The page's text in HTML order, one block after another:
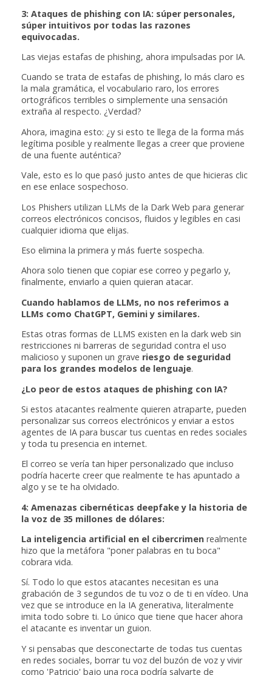
3: Ataques de phishing con IA: súper personales,
súper intuitivos por todas las razones
equivocadas.
Las viejas estafas de phishing, ahora impulsadas por IA.
Cuando se trata de estafas de phishing, lo más claro es
la mala gramática, el vocabulario raro, los errores
ortográficos terribles o simplemente una sensación
extraña al respecto. ¿Verdad?
Ahora, imagina esto: ¿y si esto te llega de la forma más
legítima posible y realmente llegas a creer que proviene
de una fuente auténtica?
Vale, esto es lo que pasó justo antes de que hicieras clic
en ese enlace sospechoso.
Los Phishers utilizan LLMs de la Dark Web para generar
correos electrónicos concisos, fluidos y legibles en casi
cualquier idioma que elijas.
Eso elimina la primera y más fuerte sospecha.
Ahora solo tienen que copiar ese correo y pegarlo y,
finalmente, enviarlo a quien quieran atacar.
Cuando hablamos de LLMs, no nos referimos a
LLMs como ChatGPT, Gemini y similares.
Estas otras formas de LLMS existen en la dark web sin
restricciones ni barreras de seguridad contra el uso
malicioso y suponen un grave riesgo de seguridad
para los grandes modelos de lenguaje.
¿Lo peor de estos ataques de phishing con IA?
Si estos atacantes realmente quieren atraparte, pueden
personalizar sus correos electrónicos y enviar a estos
agentes de IA para buscar tus cuentas en redes sociales
y toda tu presencia en internet.
El correo se vería tan hiper personalizado que incluso
podría hacerte creer que realmente te has apuntado a
algo y se te ha olvidado.
4: Amenazas cibernéticas deepfake y la historia de
la voz de 35 millones de dólares:
La inteligencia artificial en el cibercrimen realmente
hizo que la metáfora "poner palabras en tu boca"
cobrara vida.
Sí. Todo lo que estos atacantes necesitan es una
grabación de 3 segundos de tu voz o de ti en vídeo. Una
vez que se introduce en la IA generativa, literalmente
imita todo sobre ti. Lo único que tiene que hacer ahora
el atacante es inventar un guion.
Y si pensabas que desconectarte de todas tus cuentas
en redes sociales, borrar tu voz del buzón de voz y vivir
como 'Patricio' bajo una roca podría salvarte de